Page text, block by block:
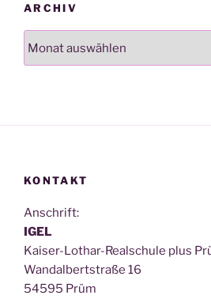
ARCHIV
KONTAKT
Anschrift:
IGEL
Kai­ser-Lothar-Real­schu­le plus
Wan­dal­bert­stra­ße 16
54595 Prüm